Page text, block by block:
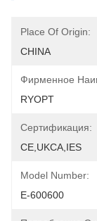
Place Of Origin:
CHINA
Фирменное
RYOPT
Сертификация:
CE,UKCA,IES
Model Number:
E-600600